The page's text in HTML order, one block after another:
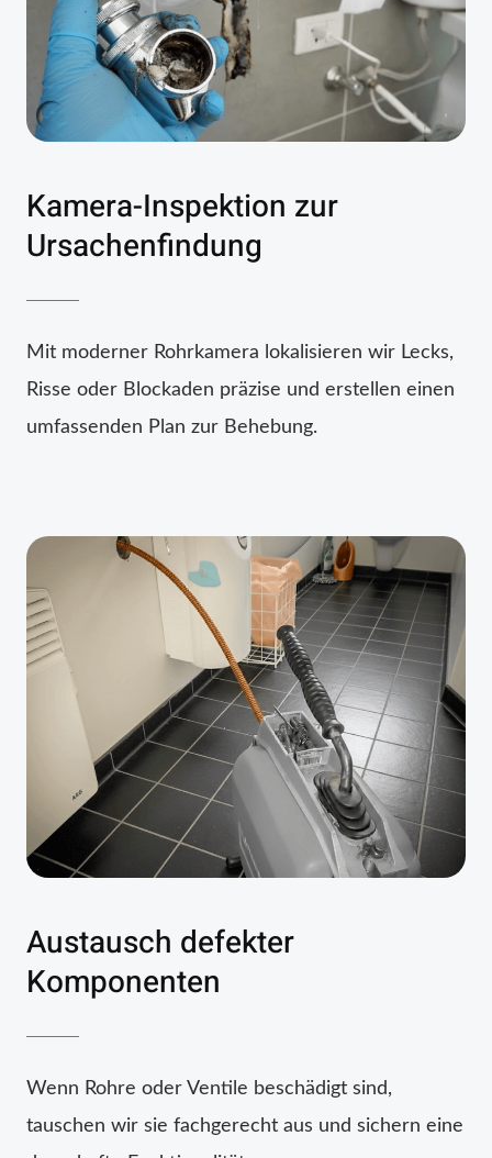
Kamera-Inspektion zur
Ursachenfindung
Mit moderner Rohrkamera lokalisieren wir Lecks,
Risse oder Blockaden präzise und erstellen einen
umfassenden Plan zur Behebung.
Austausch defekter
Komponenten
Wenn Rohre oder Ventile beschädigt sind,
tauschen wir sie fachgerecht aus und sichern eine